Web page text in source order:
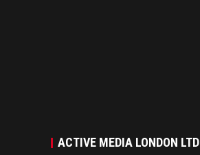
ACTIVE MEDIA LONDON LTD